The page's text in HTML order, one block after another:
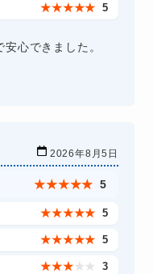
★★★★★ 5
心できました。
2026年8月5日
★★★★★ 5
★★★★★ 5
★★★★★ 5
★★★ ★ ★ 3